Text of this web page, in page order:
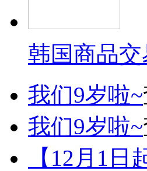
韩国商品
我们9岁啦~
我们9岁啦~
【12月1